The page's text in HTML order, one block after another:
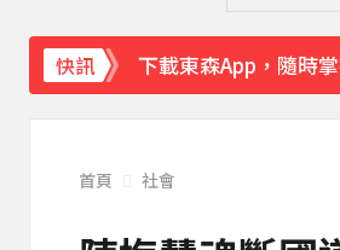
快訊
下載東森App，隨時
「白海豚」逼近！最
首頁 社會